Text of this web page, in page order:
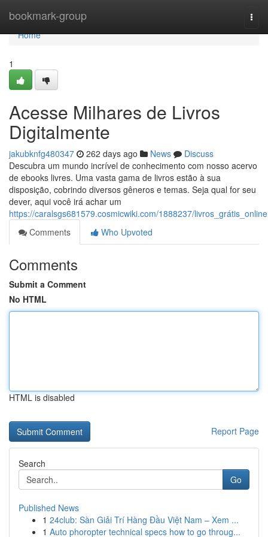
bookmark-group
Home
Home
1
Acesse Milhares de Livros
Digitalmente
jakubknfg480347 262 days ago News
Discuss
Descubra um mundo incrível de conhecimento com nosso acervo
de ebooks livres. Uma vasta gama de livros estão à sua
disposição, cobrindo diversos gêneros e temas. Seja qual for seu
dever, aqui você irá achar um
https://caralsgs681579.cosmicwiki.com/1888237/livros_grátis_online
Comments
Who Upvoted
Comments
Submit a Comment
No HTML
HTML is disabled
Report Page
Search
Go
Published News
1 24club: Sàn Giải Trí Hàng Đầu Việt Nam – Xem ...
1 Auto phoropter technical specs how to go throug...